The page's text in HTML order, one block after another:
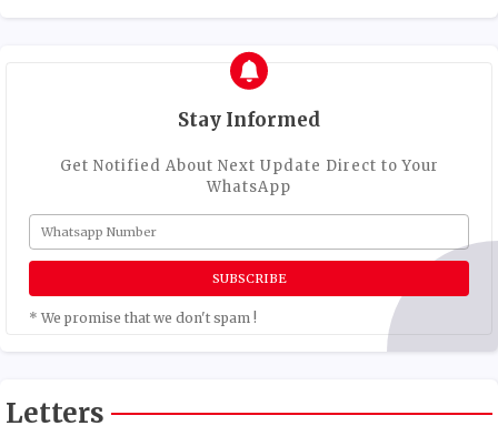
Stay Informed
Get Notified About Next Update Direct to Your
WhatsApp
* We promise that we don't spam !
Letters